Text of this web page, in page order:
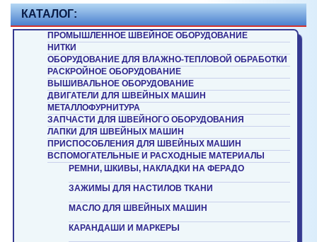
КАТАЛОГ:
ПРОМЫШЛЕННОЕ ШВЕЙНОЕ ОБОРУДОВАНИЕ
НИТКИ
ОБОРУДОВАНИЕ ДЛЯ ВЛАЖНО-ТЕПЛОВОЙ ОБРАБОТКИ
РАСКРОЙНОЕ ОБОРУДОВАНИЕ
ВЫШИВАЛЬНОЕ ОБОРУДОВАНИЕ
ДВИГАТЕЛИ ДЛЯ ШВЕЙНЫХ МАШИН
МЕТАЛЛОФУРНИТУРА
ЗАПЧАСТИ ДЛЯ ШВЕЙНОГО ОБОРУДОВАНИЯ
ЛАПКИ ДЛЯ ШВЕЙНЫХ МАШИН
ПРИСПОСОБЛЕНИЯ ДЛЯ ШВЕЙНЫХ МАШИН
ВСПОМОГАТЕЛЬНЫЕ И РАСХОДНЫЕ МАТЕРИАЛЫ
РЕМНИ, ШКИВЫ, НАКЛАДКИ НА ФЕРАДО
ЗАЖИМЫ ДЛЯ НАСТИЛОВ ТКАНИ
МАСЛО ДЛЯ ШВЕЙНЫХ МАШИН
КАРАНДАШИ И МАРКЕРЫ